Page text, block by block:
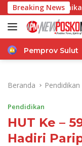
Langsung
ke
konten
Breaking News
Gedung ILP
Home
Pemprov Sulut
Beranda Pendidikan
Pendidikan
HUT Ke –
Hadiri